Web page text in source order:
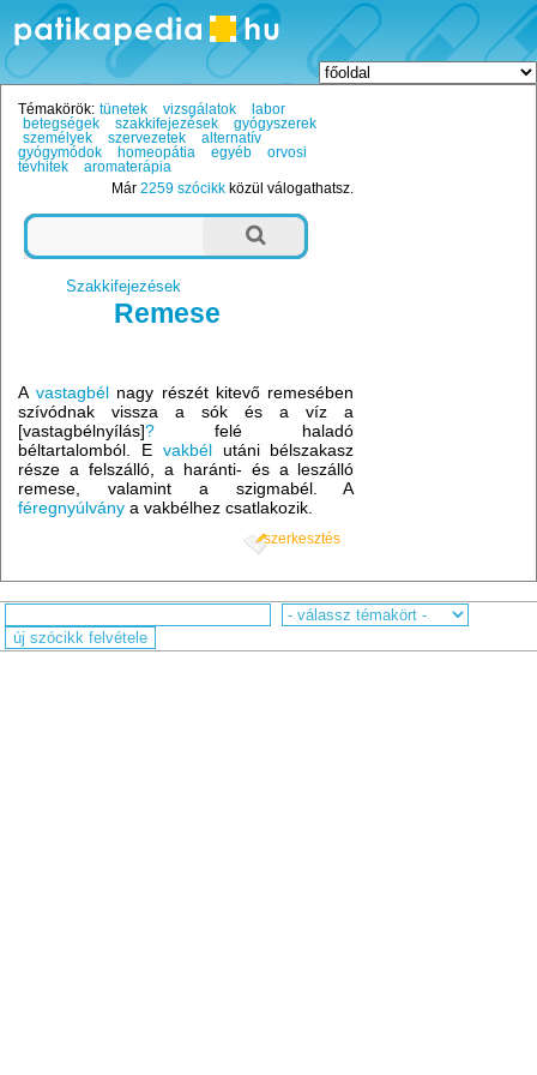
Témakörök: tünetek vizsgálatok
labor
betegségek
szakkifejezések
gyógyszerek
személyek
szervezetek
alternatív
gyógymódok
homeopátia egyéb
orvosi
tévhitek
aromaterápia
Már2259 szócikk közül válogathatsz.
Szakkifejezések
Remese
A vastagbélnagy részét kitevő remesében
szívódnak vissza a sók és a víz a
[vastagbélnyílás]? felé haladó
béltartalomból. E vakbélutáni bélszakasz
része a felszálló, a haránti- és a leszálló
remese, valamint a szigmabél. A
féregnyúlvány a vakbélhez csatlakozik.
szerkesztés